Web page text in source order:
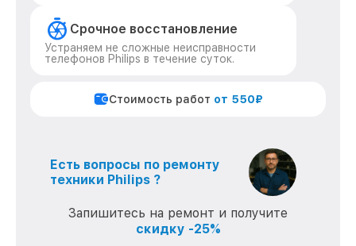
Срочное восстановление
Устраняем не сложные неисправности
телефонов Philips в течение суток.
Стоимость работ от 550₽
Есть вопросы по ремонту
техники Philips ?
Запишитесь на ремонт и получите
скидку -25%